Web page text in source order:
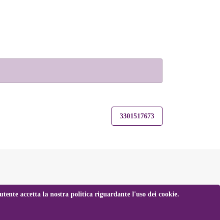
3301517673
accetta la nostra politica riguardante l'uso dei cookie.